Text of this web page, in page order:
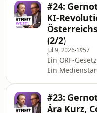
trotzdem legt
in jenen
denen die
zu Hause ist. In dieser Folge spricht
Stephan
über die
über
#24:
KI-
(2/2)
Jul 9, 2026 1957
Ein ORF-
Ein
Zeiten von
#23:
Ära Kurz,